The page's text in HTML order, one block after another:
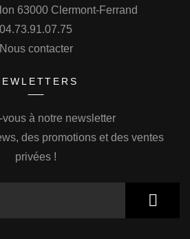
63000 Clermont-Ferrand
04.73.91.07.75
Nous contacter
vous à notre newsletter
des promotions et des ventes
privées !